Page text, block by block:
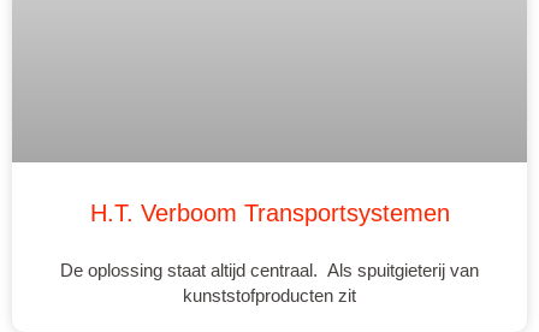
H.T. Verboom Transportsystemen
De oplossing staat altijd centraal. Als spuitgieterij van
kunststofproducten zit